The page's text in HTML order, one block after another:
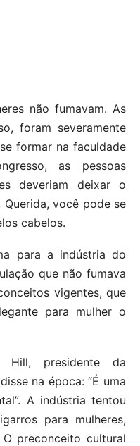
não fumavam. As
foram severamente
formar na faculdade
as pessoas
deveriam deixar o
você pode se
cabelos.
para a indústria do
que não fumava
vigentes, que
para mulher o
Hill, presidente da
na época: “É uma
A indústria tentou
para mulheres,
preconceito cultural